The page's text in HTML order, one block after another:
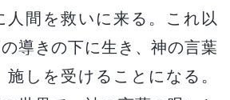
人間を救いに来る。これ以
導きの下に生き、神の言葉
しを受けることになる。